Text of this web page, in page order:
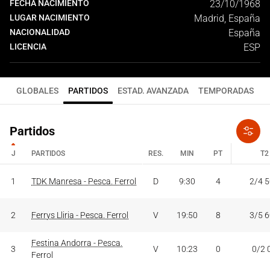
FECHA NACIMIENTO 23/10/1968
LUGAR NACIMIENTO Madrid, España
NACIONALIDAD España
LICENCIA ESP
GLOBALES PARTIDOS ESTAD. AVANZADA TEMPORADAS
Partidos
J PARTIDOS RES. MIN PT T2
1 TDK Manresa - Pesca. Ferrol D 9:30 4 2/4
2 Ferrys Lliria - Pesca. Ferrol V 19:50 8 3/5
3
Festina Andorra - Pesca.
Ferrol
V 10:23 0 0/2